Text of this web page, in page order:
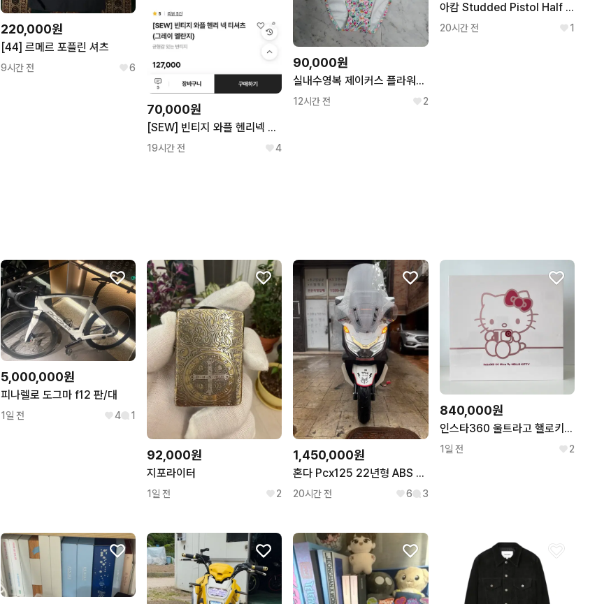
220,000원
[44] 르메르 포플린 셔츠
9시간 전 6
70,000원
[SEW] 빈티지 와플 헨리넥 티셔츠 (그레이 멜란지)
19시간 전 4
90,000원
실내수영복 제이커스 플라워렛 S 80 + 후그 레이스 WSA840 M
12시간 전 2
아캄 Studded Pistol Half Top 2size
20시간 전 1
5,000,000원
피나렐로 도그마 f12 판/대
1일 전 4 1
92,000원
지포라이터
1일 전 2
1,450,000원
혼다 Pcx125 22년형 ABS 7만Km 판매합니다.
20시간 전 6 3
840,000원
인스타360 울트라고 핼로키티 에디션 (미개봉새상품)
1일 전 2